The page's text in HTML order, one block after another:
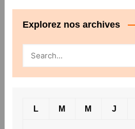
Explorez nos archives
L M M J